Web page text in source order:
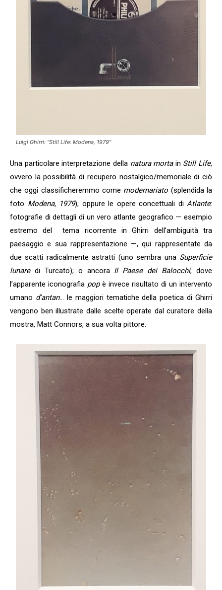
Luigi Ghirri: “Still Life: Modena, 1979”
Una particolare interpretazione della natura mortain Still Life,
ovvero la possibilità di recupero nostalgico/memoriale di ciò
che oggi classificheremmo come modernariato (splendida la
foto Modena, 1979); oppure le opere concettuali di Atlante:
fotografie di dettagli di un vero atlante geografico — esempio
estremo del tema ricorrente in Ghirri dell’ambiguità tra
paesaggio e sua rappresentazione —, qui rappresentate da
due scatti radicalmente astratti (uno sembra una Superficie
lunaredi Turcato); o ancora Il Paese dei Balocchi, dove
l’apparente iconografia popè invece risultato di un intervento
umano d’antan… le maggiori tematiche della poetica di Ghirri
vengono ben illustrate dalle scelte operate dal curatore della
mostra, Matt Connors, a sua volta pittore.